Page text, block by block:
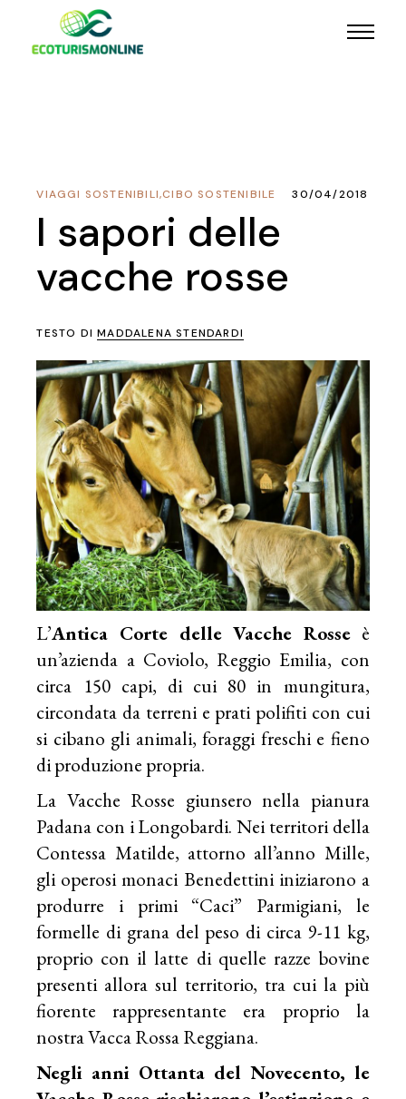
CIBO SOSTENIBILE
,
VIAGGI SOSTENIBILI 30/04/2018
I sapori delle
vacche rosse
TESTO DIMADDALENA STENDARDI
L’Antica Corte delle Vacche Rosse è
un’azienda a Coviolo, Reggio Emilia, con
circa 150 capi, di cui 80 in mungitura,
circondata da terreni e prati polifiti con cui
si cibano gli animali, foraggi freschi e fieno
di produzione propria.
La Vacche Rosse giunsero nella pianura
Padana con i Longobardi. Nei territori della
Contessa Matilde, attorno all’anno Mille,
gli operosi monaci Benedettini iniziarono a
produrre i primi “Caci” Parmigiani, le
formelle di grana del peso di circa 9-11 kg,
proprio con il latte di quelle razze bovine
presenti allora sul territorio, tra cui la più
fiorente rappresentante era proprio la
nostra Vacca Rossa Reggiana.
Negli anni Ottanta del Novecento, le